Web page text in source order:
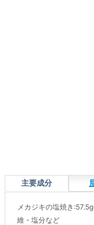
主要成分
メカジキの塩焼き
維・塩分など